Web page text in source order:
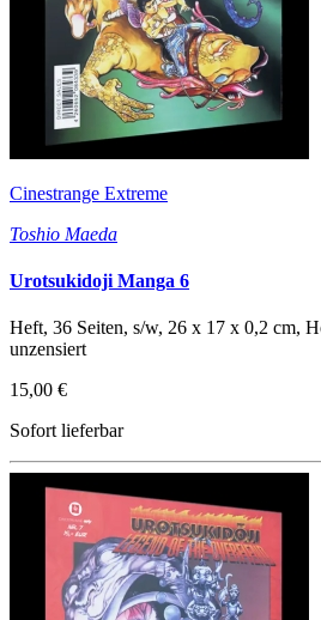
Cinestrange Extreme
Toshio Maeda
Urotsukidoji Manga 6
Heft, 36 Seiten, s/w, 26 x 17 x 0,2 cm,
unzensiert
15,00 €
Sofort lieferbar